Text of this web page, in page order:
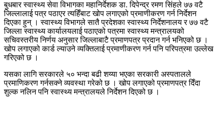
बुधबार स्वास्थ्य सेवा विभागका महानिर्देशक डा. दिपेन्द्र रमण सिंहले ७७ वटै
जिल्लालाई पत्र पठाएर त्यहिँबाट खोप लगाएको प्रमाणीकरण गर्न निर्देशन
दिएका हुन् । स्वास्थ्य विभागले सातै प्रदेशका स्वास्थ्य निर्देशनालय र ७७ वटै
जिल्ला स्वास्थ्य कार्यालयलाई पठाएको पत्रमा स्वास्थ्य मन्त्रालयको
सचिवस्तरीय निर्णय अनुसार जिल्लाबाटै प्रमाणपत्र प्रदान गर्न भनिएको छ ।
खोप लगाएको कार्ड ल्याउने व्यक्तिलाई प्रमाणीकरण गर्न पनि परिपत्रमा उल्लेख
गरिएको छ ।
यसका लागि सरकारले ५० भन्दा बढी शय्या भएका सरकारी अस्पतालले
प्रमाणिकरण गर्नसक्ने व्यवस्था गरेको छ । खोप लगाएको प्रमाणपत्र दिँदा
शुल्क नलिन पनि स्वास्थ्य मन्त्रालयले निर्देशन दिएको छ ।